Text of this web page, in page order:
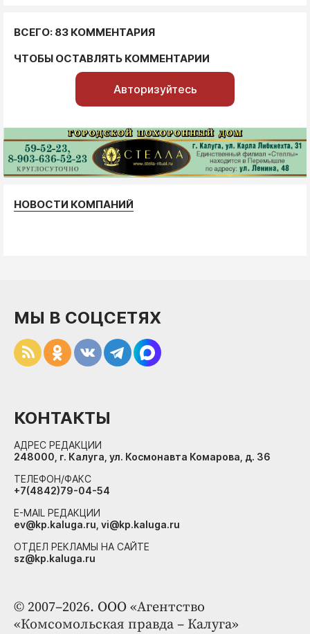
ВСЕГО: 83 КОММЕНТАРИЯ
ЧТОБЫ ОСТАВЛЯТЬ КОММЕНТАРИИ
Авторизуйтесь
НОВОСТИ КОМПАНИЙ
© 2007–2026. ООО «Агентство
«Комсомольская правда – Калуга»
МЫ В СОЦСЕТЯХ
КОНТАКТЫ
АДРЕС РЕДАКЦИИ
248000, г. Калуга, ул. Космонавта Комарова, д. 36
ТЕЛЕФОН/ФАКС
+7(4842)79-04-54
E-MAIL РЕДАКЦИИ
ev@kp.kaluga.ru, vi@kp.kaluga.ru
ОТДЕЛ РЕКЛАМЫ НА САЙТЕ
sz@kp.kaluga.ru